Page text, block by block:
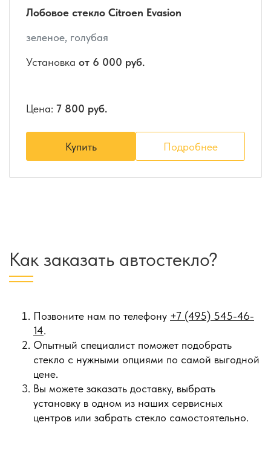
Лобовое стекло Citroen Evasion
зеленое, голубая
Установка от 6 000 руб.
Цена: 7 800 руб.
Купить Подробнее
Как заказать автостекло?
Позвоните нам по телефону +7 (495) 545-46-
14.
Опытный специалист поможет подобрать
стекло с нужными опциями по самой выгодной
цене.
Вы можете заказать доставку, выбрать
установку в одном из наших сервисных
центров или забрать стекло самостоятельно.